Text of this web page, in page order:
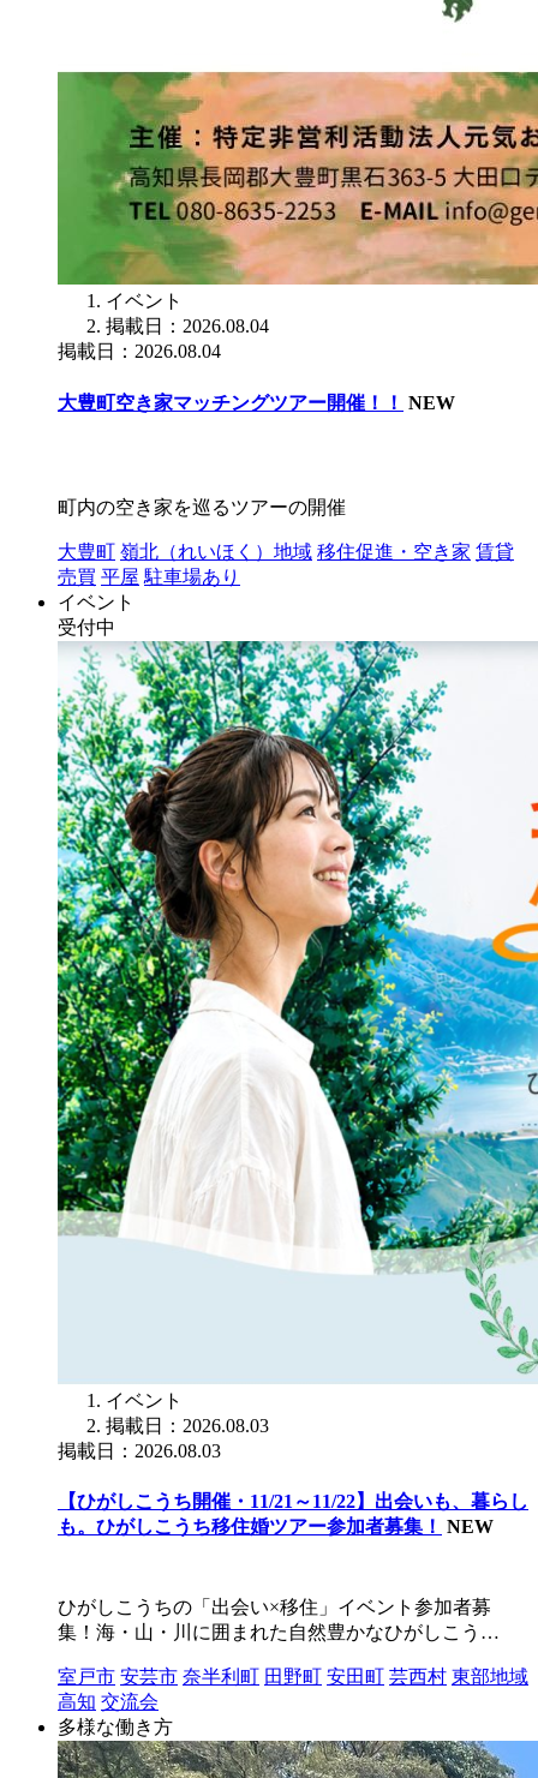
イベント
掲載日：2026.08.04
掲載日：2026.08.04
大豊町空き家マッチングツアー開催！！ NEW
町内の空き家を巡るツアーの開催
大豊町 嶺北（れいほく）地域 移住促進・空き家 賃貸
売買 平屋 駐車場あり
イベント
受付中
イベント
掲載日：2026.08.03
掲載日：2026.08.03
【ひがしこうち開催・11/21～11/22】出会いも、暮らし
も。ひがしこうち移住婚ツアー参加者募集！ NEW
ひがしこうちの「出会い×移住」イベント参加者募
集！海・山・川に囲まれた自然豊かなひがしこう…
室戸市 安芸市 奈半利町 田野町 安田町 芸西村 東部地域
高知 交流会
多様な働き方